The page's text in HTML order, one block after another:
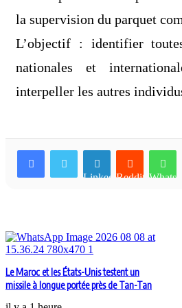
la supervision du parquet
L’objectif : identifier
nationales et
interpeller les autres
LinkedinReddit
Le Maroc et les États-Unis testent un
missile à longue portée près de Tan-Tan